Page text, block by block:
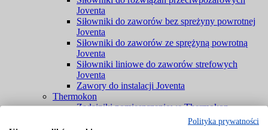
Joventa
Siłowniki do zaworów bez spreżyny powrotnej
Joventa
Siłowniki do zaworów ze sprężyną powrotną
Joventa
Siłowniki liniowe do zaworów strefowych
Joventa
Zawory do instalacji Joventa
Thermokon
Zadajniki pomieszczeniowe Thermokon
Regulatory mocy ThermokonPolityka prywatności